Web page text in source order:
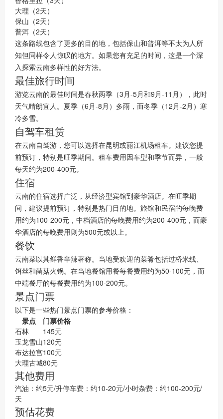
大理（2天）
保山（2天）
普洱（2天）
这条路线包含了更多的目的地，包括保山和普洱等不太为人所
知但同样令人惊叹的地方。如果您有充足的时间，这是一个深
入探索云南多样性的好方法。
最佳旅行时间
游览云南的最佳时间是春秋两季（3月-5月和9月-11月），此时
天气晴朗宜人。夏季（6月-8月）多雨，而冬季（12月-2月）寒
冷多雪。
自驾车租赁
在云南自驾游，您可以选择在昆明或丽江机场租车。建议您提
前预订，特别是旺季期间。租车费用因车型和季节而异，一般
每天约为200-400元。
住宿
云南的住宿选择广泛，从经济型宾馆到豪华酒店。在旺季期
间，建议提前预订，特别是热门目的地。旅馆和民宿的每晚费
用约为100-200元，中档酒店的每晚费用约为200-400元，而豪
华酒店的每晚费用则为500元或以上。
餐饮
云南菜以其鲜香辛辣著称。当地受欢迎的菜肴包括过桥米线、
饵丝和菌菇火锅。在当地餐馆用餐每餐费用约为50-100元，而
中端餐厅的每餐费用约为100-200元。
景点门票
以下是一些热门景点门票的参考价格：
景点
门票价格
石林
145元
玉龙雪山120元
布达拉宫100元
大理古城80元
其他费用
汽油：约5元/升停车费：约10-20元/小时杂费：约100-200元/
天
预估花费